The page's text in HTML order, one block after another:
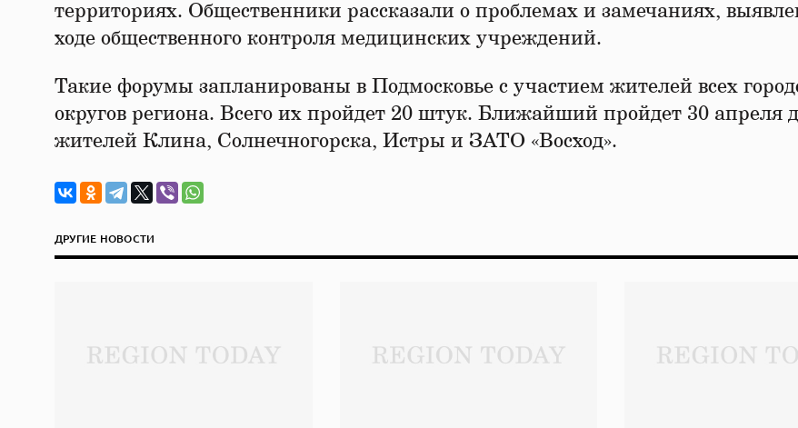
территориях. Общественники рассказали о проблемах и замечаниях,
ходе общественного контроля медицинских учреждений.
Такие форумы запланированы в Подмосковье с участием жителей всех
округов региона. Всего их пройдет 20 штук. Ближайший пройдет 30 апреля
жителей Клина, Солнечногорска, Истры и ЗАТО «Восход».
ДРУГИЕ НОВОСТИ